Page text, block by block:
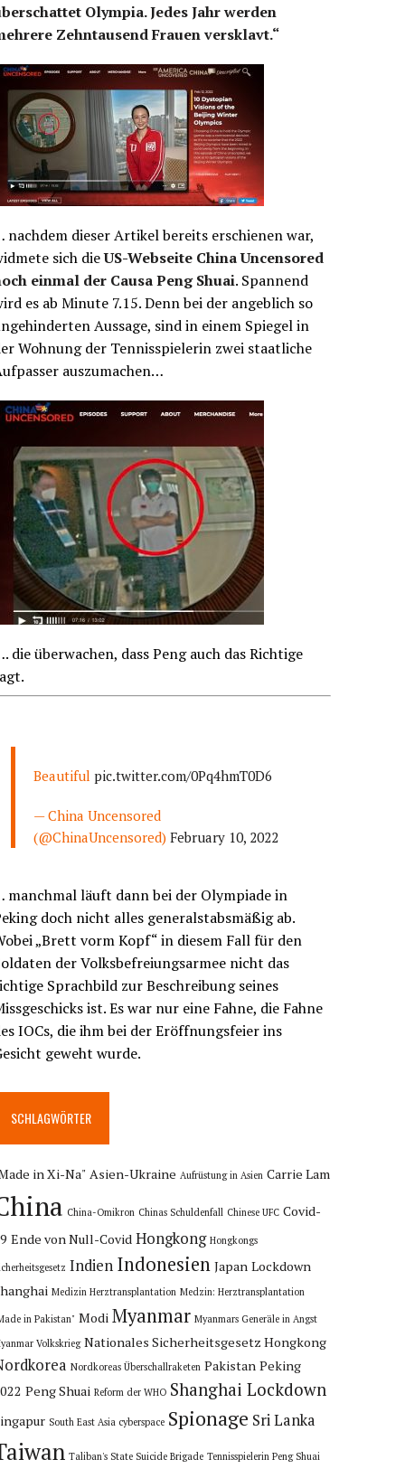
Olympia. Jedes Jahr werden
Zehntausend Frauen versklavt.“
nachdem dieser Artikel bereits erschienen war,
sich dieUS-Webseite China Uncensored
einmal der Causa Peng Shuai. Spannend
es ab Minute 7.15. Denn bei der angeblich so
Aussage, sind in einem Spiegel in
Wohnung der Tennisspielerin zwei staatliche
auszumachen…
die überwachen, dass Peng auch das Richtige
Beautifulpic.twitter.com/0Pq4hmT0D6
— China Uncensored
(@ChinaUncensored)February 10, 2022
manchmal läuft dann bei der Olympiade in
doch nicht alles generalstabsmäßig ab.
„Brett vorm Kopf“ in diesem Fall für den
der Volksbefreiungsarmee nicht das
Sprachbild zur Beschreibung seines
ist. Es war nur eine Fahne, die Fahne
IOCs, die ihm bei der Eröffnungsfeier ins
geweht wurde.
SCHLAGWÖRTER
in Xi-Na" Asien-Ukraine Aufrüstung in Asien Carrie Lam
China-Omikron Chinas Schuldenfall Chinese UFC Covid-
Ende von Null-Covid Hongkong Hongkongs
Indien Indonesien Japan Lockdown
Medizin Herztransplantation Medzin: Herztransplantation
in Pakistan" Modi Myanmar Myanmars Generäle in Angst
Volkskrieg Nationales Sicherheitsgesetz Hongkong
Nordkoreas Überschallraketen Pakistan Peking
Peng Shuai Reform der WHO Shanghai Lockdown
South East Asia cyberspace Spionage Sri Lanka
Taliban's State Suicide Brigade Tennisspielerin Peng Shuai